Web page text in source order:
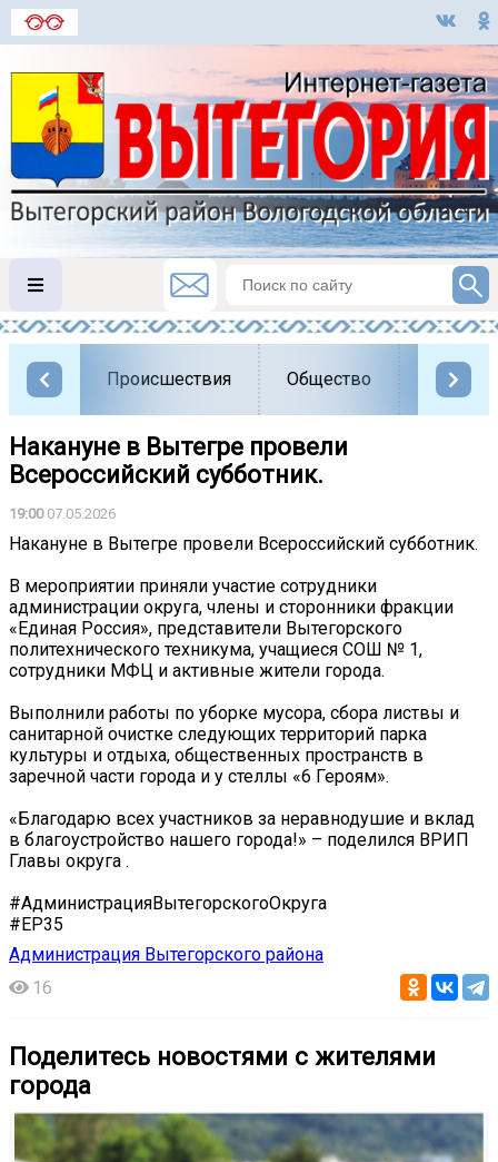
Происшествия Общество Власть
Накануне в Вытегре провели
Всероссийский субботник.
19:0007.05.2026
Накануне в Вытегре провели Всероссийский субботник.
В мероприятии приняли участие сотрудники
администрации округа, члены и сторонники фракции
«Единая Россия», представители Вытегорского
политехнического техникума, учащиеся СОШ № 1,
сотрудники МФЦ и активные жители города.
Выполнили работы по уборке мусора, сбора листвы и
санитарной очистке следующих территорий парка
культуры и отдыха, общественных пространств в
заречной части города и у стеллы «6 Героям».
«Благодарю всех участников за неравнодушие и вклад
в благоустройство нашего города!» – поделился ВРИП
Главы округа .
#АдминистрацияВытегорскогоОкруга
#ЕР35
Администрация Вытегорского района
16
Поделитесь новостями с жителями
города